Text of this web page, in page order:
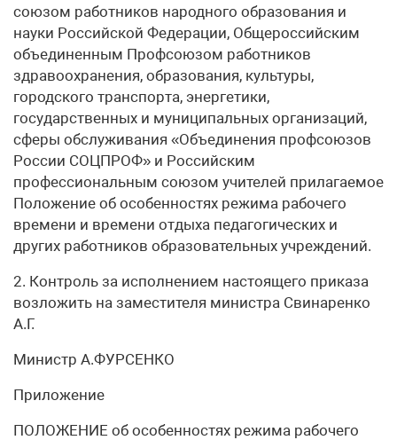
союзом работников народного образования и
науки Российской Федерации, Общероссийским
объединенным Профсоюзом работников
здравоохранения, образования, культуры,
городского транспорта, энергетики,
государственных и муниципальных организаций,
сферы обслуживания «Объединения профсоюзов
России СОЦПРОФ» и Российским
профессиональным союзом учителей прилагаемое
Положение об особенностях режима рабочего
времени и времени отдыха педагогических и
других работников образовательных учреждений.
2. Контроль за исполнением настоящего приказа
возложить на заместителя министра Свинаренко
А.Г.
Министр А.ФУРСЕНКО
Приложение
ПОЛОЖЕНИЕ об особенностях режима рабочего